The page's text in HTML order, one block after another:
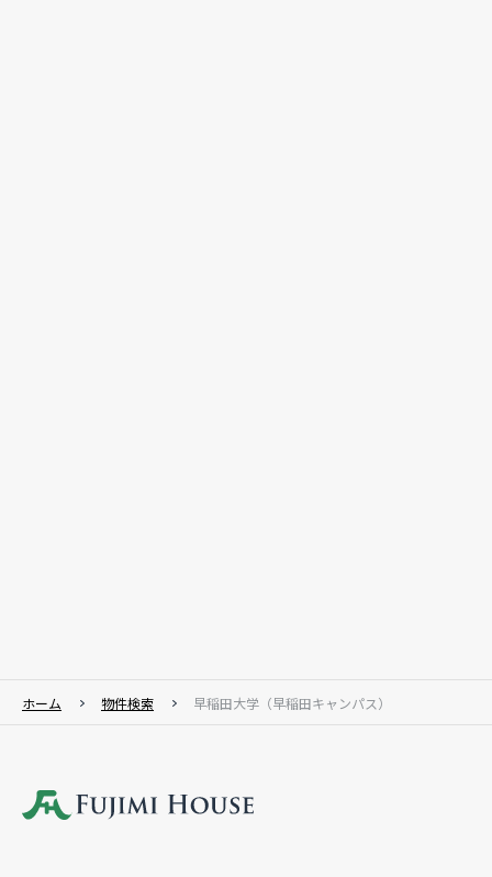
ホーム 物件検索 早稲田大学（早稲田キャンパス）